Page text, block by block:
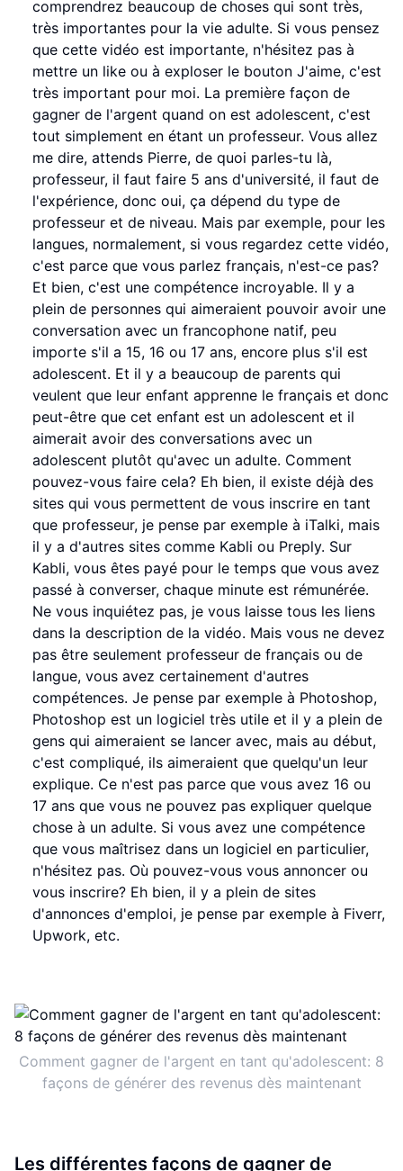
comprendrez beaucoup de choses qui sont très,
très importantes pour la vie adulte. Si vous pensez
que cette vidéo est importante, n'hésitez pas à
mettre un like ou à exploser le bouton J'aime, c'est
très important pour moi. La première façon de
gagner de l'argent quand on est adolescent, c'est
tout simplement en étant un professeur. Vous allez
me dire, attends Pierre, de quoi parles-tu là,
professeur, il faut faire 5 ans d'université, il faut de
l'expérience, donc oui, ça dépend du type de
professeur et de niveau. Mais par exemple, pour les
langues, normalement, si vous regardez cette vidéo,
c'est parce que vous parlez français, n'est-ce pas?
Et bien, c'est une compétence incroyable. Il y a
plein de personnes qui aimeraient pouvoir avoir une
conversation avec un francophone natif, peu
importe s'il a 15, 16 ou 17 ans, encore plus s'il est
adolescent. Et il y a beaucoup de parents qui
veulent que leur enfant apprenne le français et donc
peut-être que cet enfant est un adolescent et il
aimerait avoir des conversations avec un
adolescent plutôt qu'avec un adulte. Comment
pouvez-vous faire cela? Eh bien, il existe déjà des
sites qui vous permettent de vous inscrire en tant
que professeur, je pense par exemple à iTalki, mais
il y a d'autres sites comme Kabli ou Preply. Sur
Kabli, vous êtes payé pour le temps que vous avez
passé à converser, chaque minute est rémunérée.
Ne vous inquiétez pas, je vous laisse tous les liens
dans la description de la vidéo. Mais vous ne devez
pas être seulement professeur de français ou de
langue, vous avez certainement d'autres
compétences. Je pense par exemple à Photoshop,
Photoshop est un logiciel très utile et il y a plein de
gens qui aimeraient se lancer avec, mais au début,
c'est compliqué, ils aimeraient que quelqu'un leur
explique. Ce n'est pas parce que vous avez 16 ou
17 ans que vous ne pouvez pas expliquer quelque
chose à un adulte. Si vous avez une compétence
que vous maîtrisez dans un logiciel en particulier,
n'hésitez pas. Où pouvez-vous vous annoncer ou
vous inscrire? Eh bien, il y a plein de sites
d'annonces d'emploi, je pense par exemple à Fiverr,
Upwork, etc.
Comment gagner de l'argent en tant qu'adolescent: 8
façons de générer des revenus dès maintenant
Les différentes façons de gagner de